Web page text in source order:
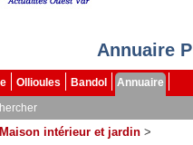
Annuaire
Ollioules Bandol
Annuaire
Maison intérieur et jardin >